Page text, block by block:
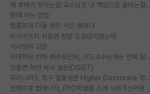
왜 후배가 못하는걸 교수님은 내 책임으로 돌리는걸까요?
편애 하는 방법
랩홈피에 다들 본인 사진 올리냐
이사이트가 처음엔 정말 도움많이됐는데
석사생의 고민
타대학원 컨텍 준비중인데, 지도교수님께는 언제 말씀드려야 할까요?
정출연 학연 박사 질문(DGIST)
우리나라도 학구 열풍보면 Higher Doctorate 학위가 필요하다고 봅니다.
컨택이후 랩매니저,